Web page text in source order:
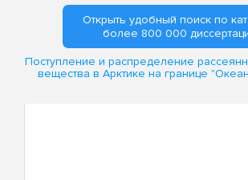
Открыть удобный поиск по
более 800 000
Поступление и распределение
вещества в Арктике на границе